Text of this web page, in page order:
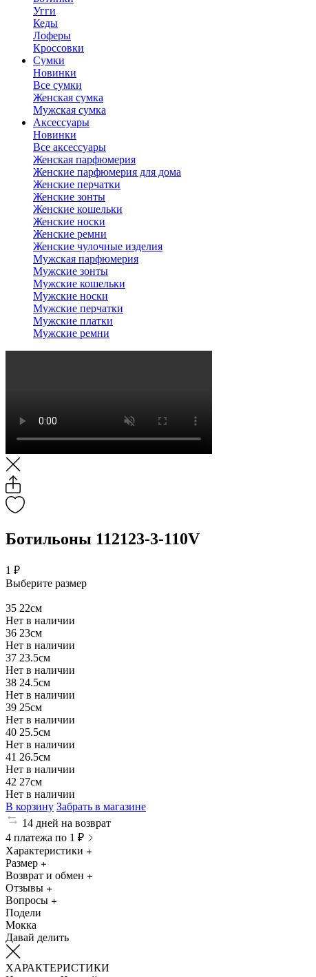
Угги
Кеды
Лоферы
Кроссовки
Сумки
Новинки
Все сумки
Женская сумка
Мужская сумка
Аксессуары
Новинки
Все аксессуары
Женская парфюмерия
Женские парфюмерия для дома
Женские перчатки
Женские зонты
Женские кошельки
Женские носки
Женские ремни
Женские чулочные изделия
Мужская парфюмерия
Мужские зонты
Мужские кошельки
Мужские носки
Мужские перчатки
Мужские платки
Мужские ремни
Ботильоны 112123-3-110V
1 ₽
Выберите размер
35 22см
Нет в наличии
36 23см
Нет в наличии
37 23.5см
Нет в наличии
38 24.5см
Нет в наличии
39 25см
Нет в наличии
40 25.5см
Нет в наличии
41 26.5см
Нет в наличии
42 27см
Нет в наличии
В корзину Забрать в магазине
14 дней на возврат
4 платежа по 1 ₽
Характеристики
Размер
Возврат и обмен
Отзывы
Вопросы
Подели
Мокка
Давай делить
ХАРАКТЕРИСТИКИ